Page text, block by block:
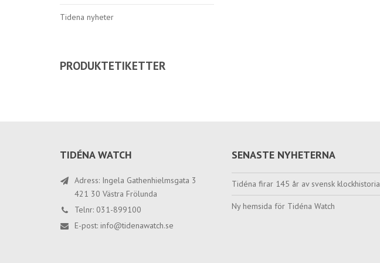
Tidena nyheter
PRODUKTETIKETTER
TIDÉNA WATCH
Adress: Ingela Gathenhielmsgata 3
421 30 Västra Frölunda
Telnr: 031-899100
E-post: info@tidenawatch.se
SENASTE NYHETERNA
Tidéna firar 145 år av svensk klockhistoria
Ny hemsida för Tidéna Watch